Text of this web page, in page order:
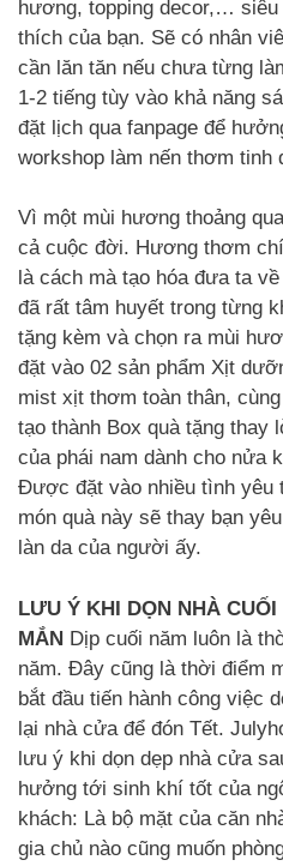
hương, topping decor,…
thích của bạn. Sẽ có nhân
cần lăn tăn nếu chưa từng
1-2 tiếng tùy vào khả năng
đặt lịch qua fanpage để
workshop làm nến thơm tinh
Vì một mùi hương thoảng
cả cuộc đời. Hương thơm
là cách mà tạo hóa đưa ta
đã rất tâm huyết trong từng
tặng kèm và chọn ra mùi
đặt vào 02 sản phẩm Xịt
mist xịt thơm toàn thân,
tạo thành Box quà tặng thay
của phái nam dành cho nửa
Được đặt vào nhiều tình yêu
món quà này sẽ thay bạn
làn da của người ấy.
LƯU Ý KHI DỌN NHÀ
MẮN Dịp cuối năm luôn là
năm. Đây cũng là thời điểm
bắt đầu tiến hành công việc
lại nhà cửa để đón Tết.
lưu ý khi dọn dẹp nhà cửa
hưởng tới sinh khí tốt của
khách: Là bộ mặt của căn
gia chủ nào cũng muốn